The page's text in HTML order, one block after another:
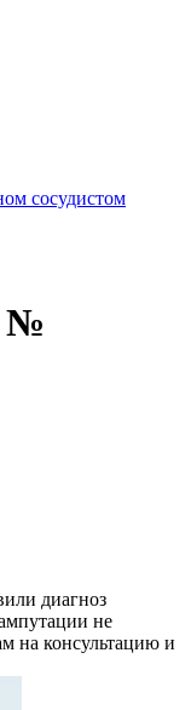
сосудистом
№
диагноз
не
на консультацию и